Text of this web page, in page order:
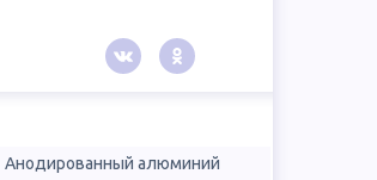
Анодированный алюминий